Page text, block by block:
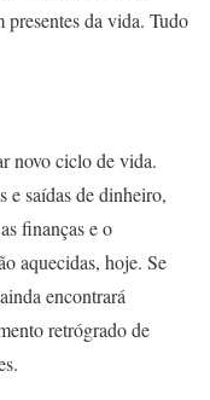
presentes da vida. Tudo
novo ciclo de vida.
e saídas de dinheiro,
finanças e o
aquecidas, hoje. Se
encontrará
retrógrado de